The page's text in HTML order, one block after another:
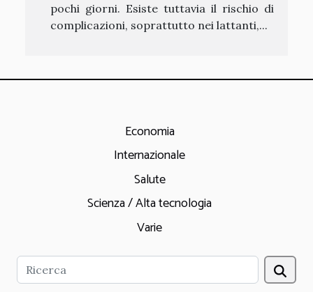
pochi giorni. Esiste tuttavia il rischio di
complicazioni, soprattutto nei lattanti,...
Economia
Internazionale
Salute
Scienza / Alta tecnologia
Varie